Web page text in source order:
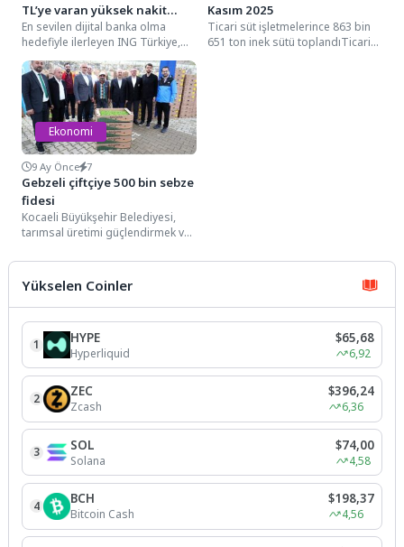
TL’ye varan yüksek nakit
promosyon fırsatı
En sevilen dijital banka olma
hedefiyle ilerleyen ING Türkiye,
emeklilere sunduğu promosyon
tutarını artırdı. Emekli...
Kasım 2025
Ticari süt işletmelerince 863 bin
651 ton inek sütü toplandıTicari
Ekonomi
9 Ay Önce 7
Gebzeli çiftçiye 500 bin sebze
fidesi
Kocaeli Büyükşehir Belediyesi,
tarımsal üretimi güçlendirmek ve
amacıyla sürdürdüğü
desteklerine bir yenisini...
Yükselen Coinler
1 HYPE
Hyperliquid
$65,68
6,92
2 ZEC
Zcash
$396,24
6,36
3 SOL
Solana
$74,00
4,58
4 BCH
Bitcoin Cash
$198,37
4,56